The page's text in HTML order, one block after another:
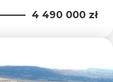
4 490 000 zł